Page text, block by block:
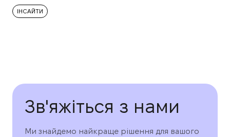
ІНСАЙТИ
Зв'яжіться з нами
Ми знайдемо найкраще рішення для вашого